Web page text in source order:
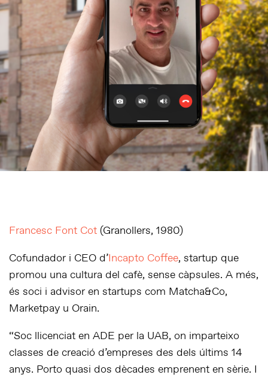
Francesc Font Cot (Granollers, 1980)
Cofundador i CEO d’Incapto Coffee, startup que
promou una cultura del cafè, sense càpsules. A més,
és soci i advisor en startups com Matcha&Co,
Marketpay u Orain.
“Soc llicenciat en ADE per la UAB, on imparteixo
classes de creació d’empreses des dels últims 14
anys. Porto quasi dos dècades emprenent en sèrie. I